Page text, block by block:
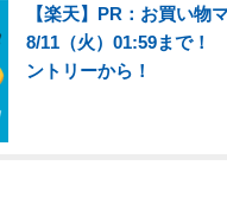
【楽天】PR：お買い物
8/11（火）01:59まで！
ントリーから！